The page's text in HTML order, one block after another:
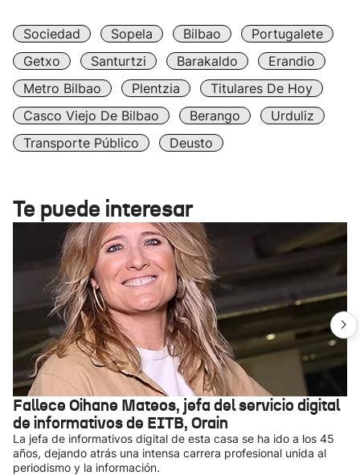
Sociedad Sopela Bilbao
Portugalete
Getxo
Santurtzi Barakaldo
Erandio
Metro Bilbao
Plentzia
Titulares De Hoy
Casco Viejo De Bilbao
Berango
Urduliz
Transporte Público
Deusto
Te puede interesar
Fallece Oihane Mateos, jefa del servicio digital
de informativos de EITB, Orain
La jefa de informativos digital de esta casa se ha ido a los 45
años, dejando atrás una intensa carrera profesional unida al
periodismo y la información.